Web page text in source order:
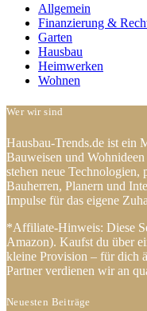
Allgemein
Finanzierung &
Garten
Hausbau
Heimwerken
Wohnen
Wer wir sind
Hausbau-Trends.de ist ein
Bauweisen und
stehen neue Technologien,
Bauherren, Planern und
Impulse für das eigene
*Affiliate-Hinweis: Diese
Amazon). Kaufst du über
kleine Provision – für dich
Partner verdienen wir an
Neuesten Beiträge